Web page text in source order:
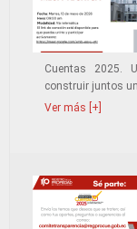
Cuentas 2025.
construir juntos
Ver más [+]